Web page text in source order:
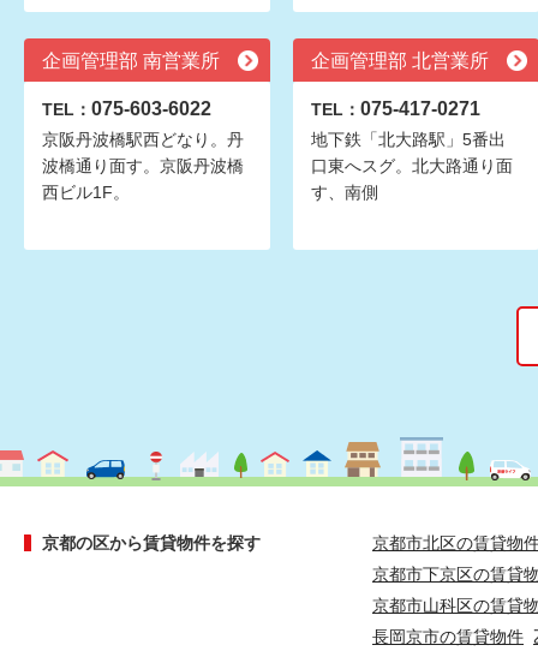
企画管理部 南営業所
TEL： 075-603-6022
京阪丹波橋駅西どなり。丹
波橋通り面す。京阪丹波橋
西ビル1F。
企画管理部 北営業所
TEL： 075-417-0271
地下鉄「北大路駅」5番出
口東へスグ。北大路通り面
す、南側
京都の区から賃貸物件を探す
京都市北区の賃貸物
京都市下京区の賃貸
京都市山科区の賃貸
長岡京市の賃貸物件